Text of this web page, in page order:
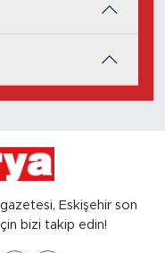
Eskişehir son
bizi takip edin!